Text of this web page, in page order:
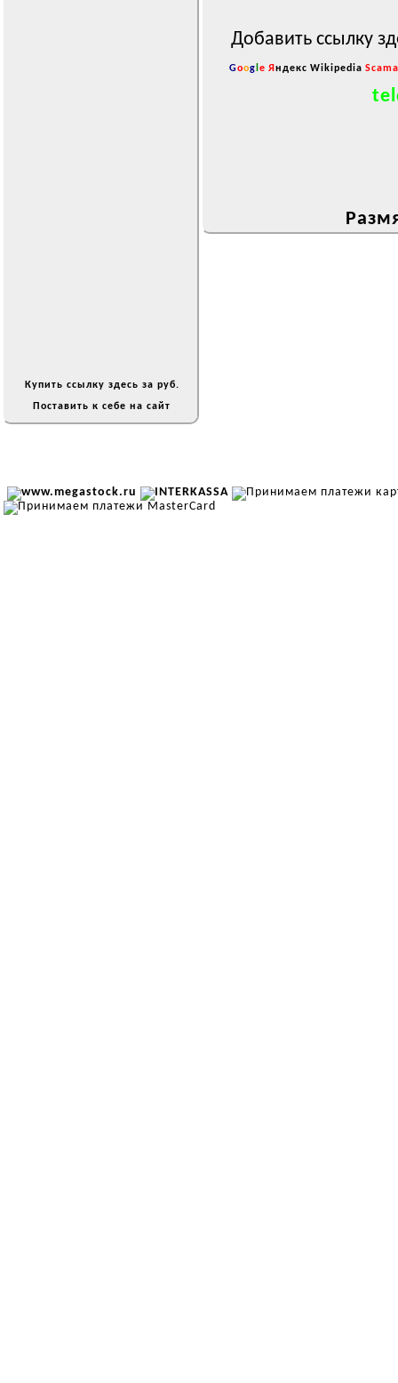
Купить ссылку здесь за руб.
Поставить к себе на сайт
Добавить ссылку
Goog e Я ндекс Wikipedia